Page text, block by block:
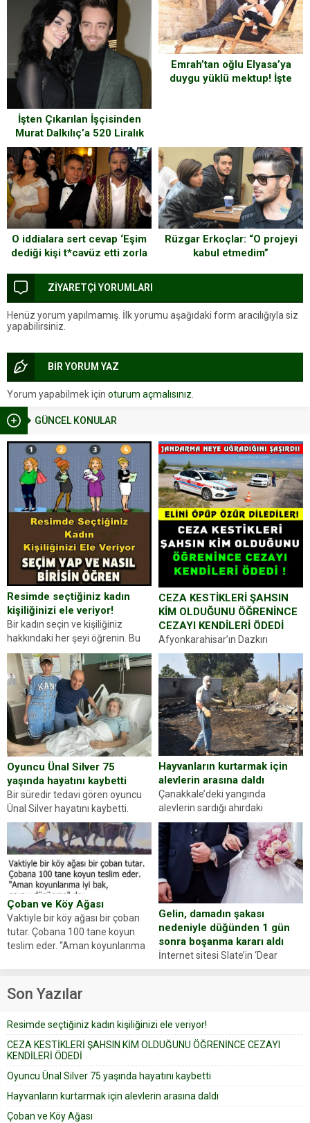
GÜNCEL KONULAR
Resimde seçtiğiniz kadın
kişiliğinizi ele veriyor!
Bir kadın seçin ve kişiliğiniz
hakkındaki her şeyi öğrenin. Bu
kez karşınıza oldukça farklı bir
kişilik testiyle çıkıyoruz. Resimde
gördüğünüz kadın figürlerinden
dikkatinizi en...
CEZA KESTİKLERİ ŞAHSIN
KİM OLDUĞUNU ÖĞRENİNCE
CEZAYI KENDİLERİ ÖDEDİ
Afyonkarahisar’ın Dazkırı
ilçesinde trafik uygulaması
yapan jandarma ekipleri
durdurdukları bir otomobilin
sürücüsünden ehliyet ve ruhsat
sorup belgelerini istedi. Sürücü
Abdurrahman Ö.nün verdiği
evraklarda eksik olduğunu...
Oyuncu Ünal Silver 75
yaşında hayatını kaybetti
Bir süredir tedavi gören oyuncu
Ünal Silver hayatını kaybetti.
Haberi, oyuncunun menajerlik
ajansı duyurdu. Renda Güner,
sosyal medya hesabında “Usta
Oyuncumuz ve çok değerli
dostumuz...
Hayvanların kurtarmak için
alevlerin arasına daldı
Çanakkale’deki yangında
alevlerin sardığı ahırdaki
hayvanlarını kurtarmak isteyen
Zeki Demir (66) ölümden döndü.
Yüzünde ve ellerinde yanıklar
oluşan Demir, kâbus dolu anları
anlattı… Merkeze bağlı...
Çoban ve Köy Ağası
Vaktiyle bir köy ağası bir çoban
tutar. Çobana 100 tane koyun
teslim eder. “Aman koyunlarıma
Çoban koyunları alır gider. Aylar...
Gelin, damadın şakası
nedeniyle düğünden 1 gün
sonra boşanma kararı aldı
İnternet sitesi Slate’in ‘Dear
Prudence’ isimli tavsiye köşesine
yapıştırdığı için düğünden...
Son Yazılar
Resimde seçtiğiniz kadın kişiliğinizi ele veriyor!
CEZA KESTİKLERİ ŞAHSIN KİM OLDUĞUNU ÖĞRENİNCE CEZAYI
KENDİLERİ ÖDEDİ
Oyuncu Ünal Silver 75 yaşında hayatını kaybetti
Hayvanların kurtarmak için alevlerin arasına daldı
Çoban ve Köy Ağası
İşten Çıkarılan İşçisinden
Murat Dalkılıç’a 520 Liralık
Dava!
Emrah’tan oğlu Elyasa’ya
duygu yüklü mektup! İşte
O iddialara sert cevap ‘Eşim
dediği kişi t*cavüz etti zorla
Rüzgar Erkoçlar: “O projeyi
kabul etmedim”
ZİYARETÇİ YORUMLARI
Henüz yorum yapılmamış. İlk yorumu aşağıdaki form aracılığıyla siz
yapabilirsiniz.
BİR YORUM YAZ
Yorum yapabilmek için oturum açmalısınız